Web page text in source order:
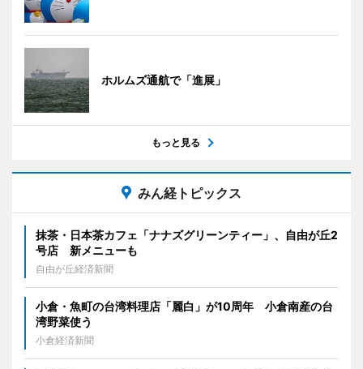
ホルムズ通航で「進展」
もっと見る
みん経トピックス
抹茶・日本茶カフェ「ナナズグリーンティー」、自由が丘2
号店 新メニューも
自由が丘経済新聞
小倉・魚町の台湾料理店「麗白」が10周年 小倉南産の台
湾野菜使う
小倉経済新聞